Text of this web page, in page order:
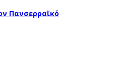
Πανσερραϊκό